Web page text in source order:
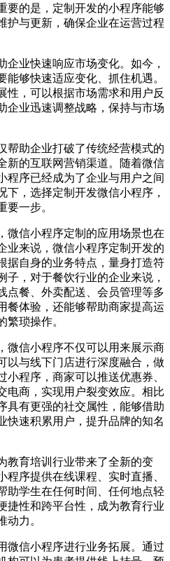
要的是，定制开发的小程序能够
护与更新，确保企业在运营过程
企业快速响应市场变化。如今，
够快速适应变化、抓住机遇。
性，可以根据市场需求和用户反
企业迅速调整战略，保持与市场
帮助企业打破了传统经营模式的
新的互联网营销渠道。随着微信
程序已经成为了企业与用户之间
下，选择定制开发微信小程序，
要一步。
微信小程序定制的应用场景也在
业来说，微信小程序定制开发的
据自身的业务特点，量身打造符
子，对于餐饮行业的企业来说，
点餐、外卖配送、会员管理等多
餐体验，还能够帮助商家提高运
繁琐操作。
微信小程序不仅可以用来展示商
以与线下门店进行深度融合，做
程序，商家可以推送优惠券、
电商，实现用户裂变效应。相比
具有更强的社交属性，能够借助
快速积累用户，提升品牌的知名
教育培训行业带来了全新的变
序提供在线课程、实时直播、
助学生在任何时间、任何地点轻
捷性和跨平台性，成为教育行业
动力。
微信小程序进行业务拓展。通过